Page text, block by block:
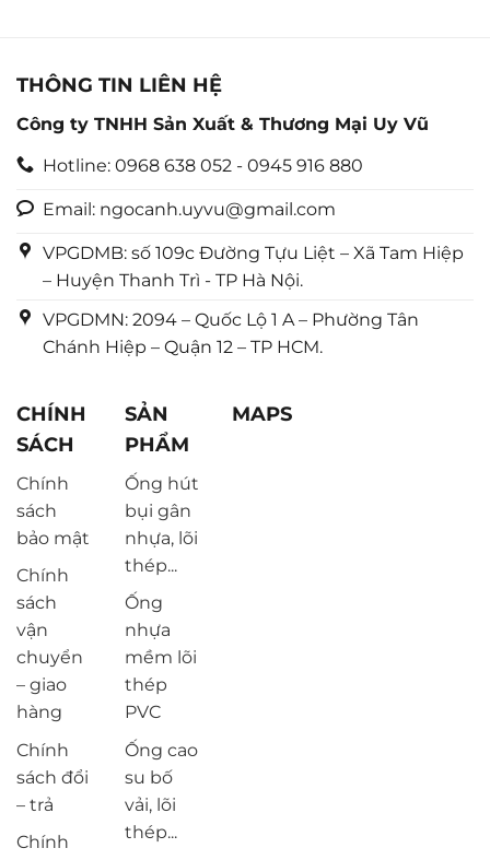
THÔNG TIN LIÊN HỆ
Công ty TNHH Sản Xuất & Thương Mại Uy Vũ
Hotline: 0968 638 052 - 0945 916 880
Email: ngocanh.uyvu@gmail.com
VPGDMB: số 109c Đường Tựu Liệt – Xã Tam Hiệp
– Huyện Thanh Trì - TP Hà Nội.
VPGDMN: 2094 – Quốc Lộ 1 A – Phường Tân
Chánh Hiệp – Quận 12 – TP HCM.
CHÍNH
SÁCH
Chính
sách
bảo mật
Chính
sách
vận
chuyển
– giao
hàng
Chính
sách đổi
– trả
Chính
SẢN
PHẨM
Ống hút
bụi gân
nhựa, lõi
thép...
Ống
nhựa
mềm lõi
thép
PVC
Ống cao
su bố
vải, lõi
thép...
MAPS